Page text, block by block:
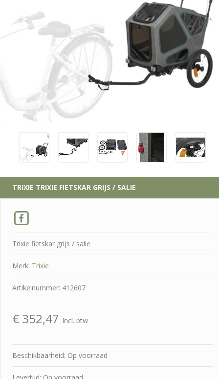
TRIXIE TRIXIE FIETSKAR GRIJS / SALIE
Trixie fietskar grijs / salie
Merk: Trixie
Artikelnummer: 412607
€ 352,47 Incl. btw
Beschikbaarheid: Op voorraad